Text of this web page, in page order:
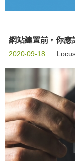
網站建置前，你應
2020-09-18